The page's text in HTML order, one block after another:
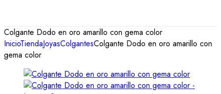
Colgante Dodo en oro amarillo con gema color
InicioTiendaJoyasColgantesColgante Dodo en oro amarillo con
gema color